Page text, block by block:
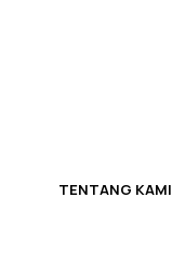
TENTANG KAMI